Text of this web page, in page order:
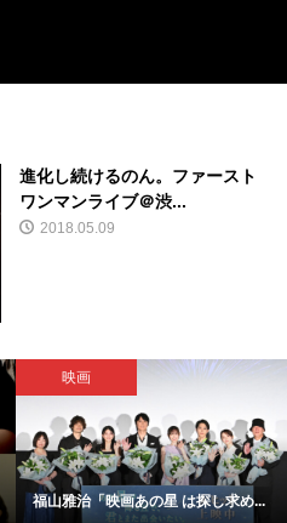
進化し続けるのん。ファースト
ワンマンライブ＠渋...
2018.05.09
映画
福山雅治「映画あの星 は探し求め...